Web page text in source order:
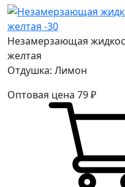
Незамерзающая
желтая
Отдушка: Лимон
Оптовая цена 79₽